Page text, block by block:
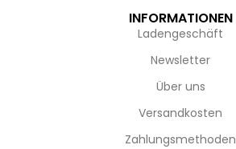
INFORMATIONEN
Ladengeschäft
Newsletter
Über uns
Versandkosten
Zahlungsmethoden